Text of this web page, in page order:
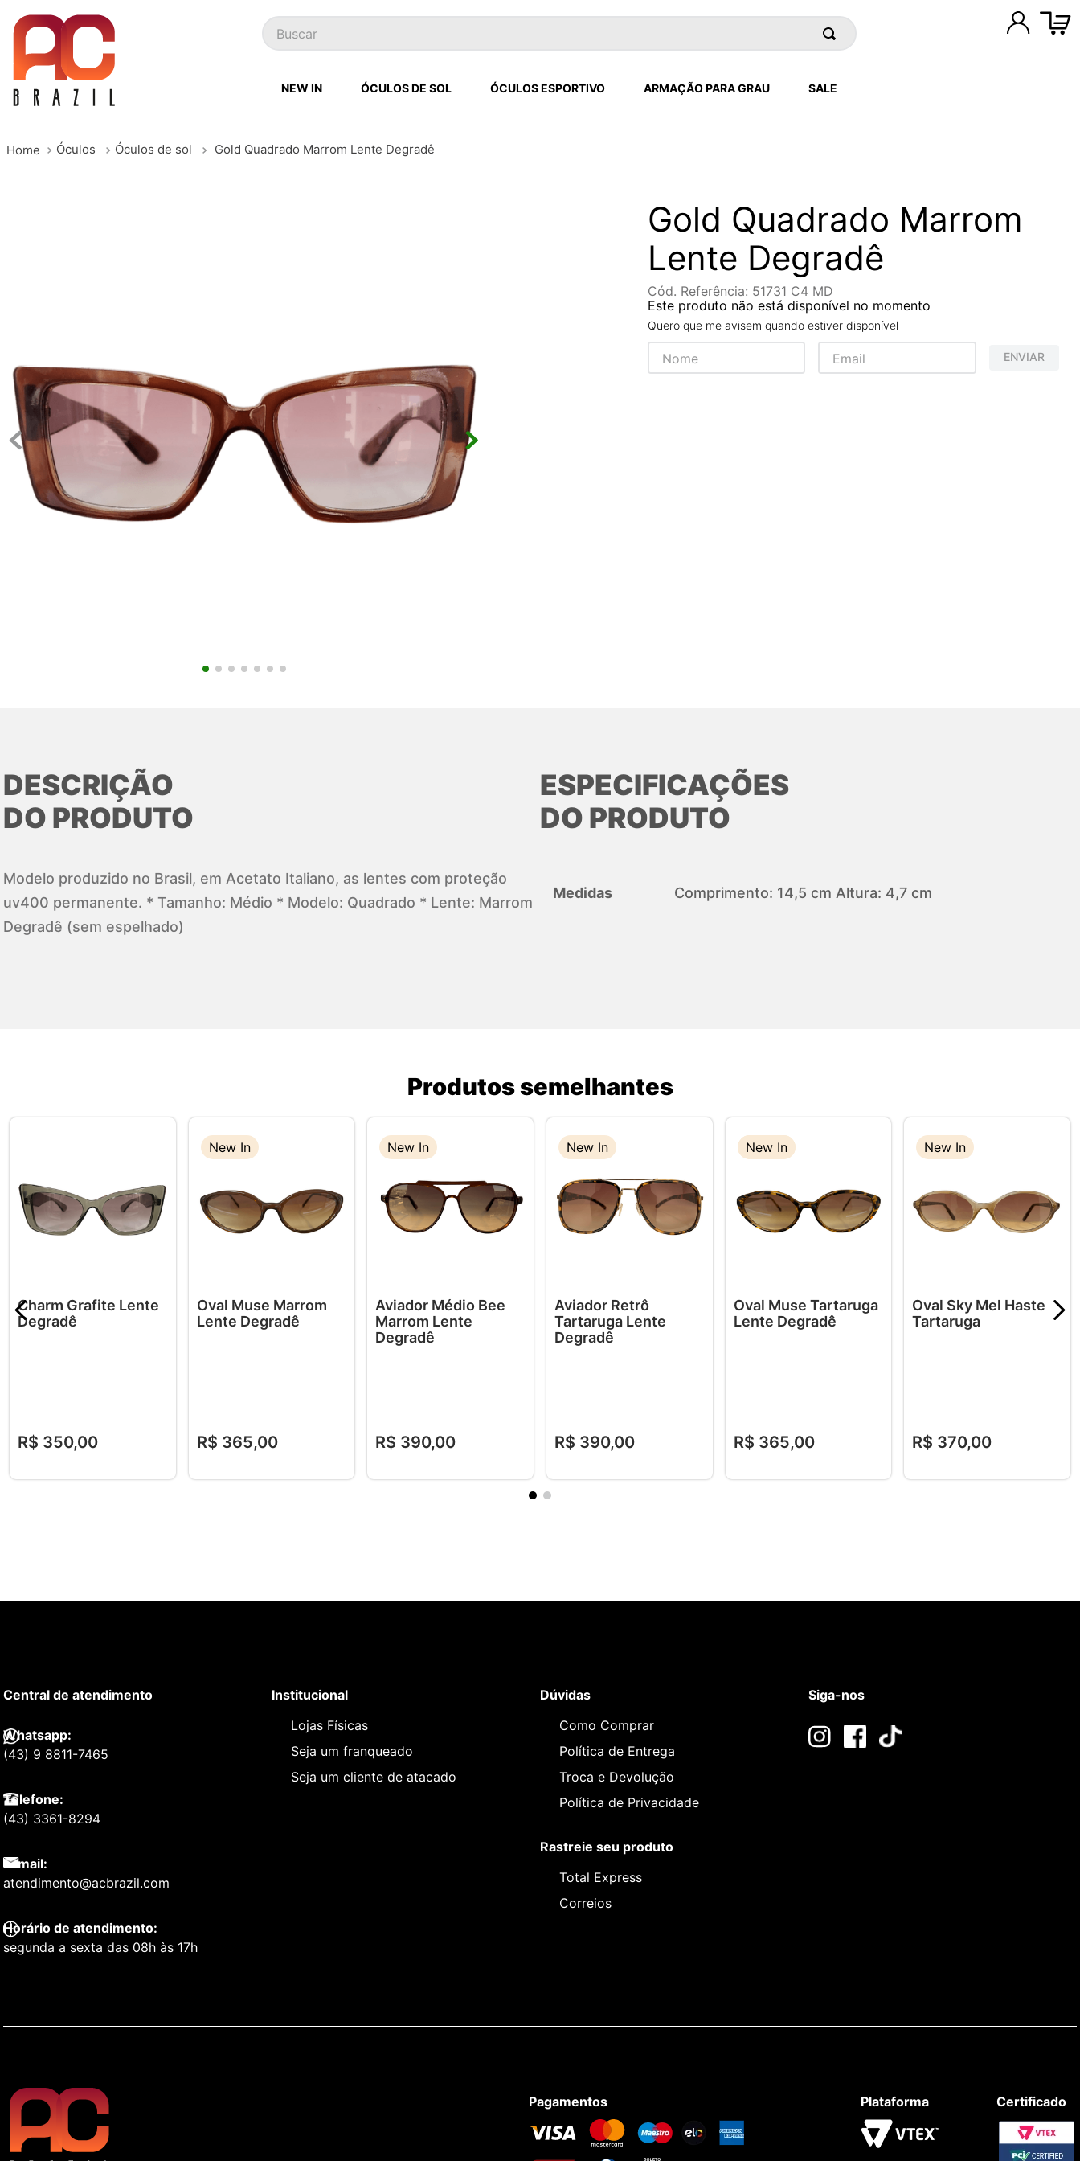
Buscar
NEW IN ÓCULOS DE SOL ÓCULOS ESPORTIVO ARMAÇÃO PARA GRAU SALE
Óculos Óculos de sol Gold Quadrado Marrom Lente Degradê
Gold Quadrado Marrom
Lente Degradê
Cód. Referência: 51731 C4 MD
Este produto não está disponível no momento
Quero que me avisem quando estiver disponível
ENVIAR
DESCRIÇÃO
DO PRODUTO
Modelo produzido no Brasil, em Acetato Italiano, as lentes com proteção
uv400 permanente. * Tamanho: Médio * Modelo: Quadrado * Lente: Marrom
Degradê (sem espelhado)
ESPECIFICAÇÕES
DO PRODUTO
Medidas Comprimento: 14,5 cm Altura: 4,7 cm
Produtos semelhantes
Charm Grafite Lente
Degradê
R$ 350,00
New In
Oval Muse Marrom
Lente Degradê
R$ 365,00
New In
Aviador Médio Bee
Marrom Lente
Degradê
R$ 390,00
New In
Aviador Retrô
Tartaruga Lente
Degradê
R$ 390,00
New In
New In
Oval Muse Tartaruga
Lente Degradê
R$ 365,00
New In
Oval Sky Mel Haste
Tartaruga
R$ 370,00
Central de atendimento
Whatsapp:
(43) 9 8811-7465
Telefone:
(43) 3361-8294
E-mail:
atendimento@acbrazil.com
Horário de atendimento:
segunda a sexta das 08h às 17h
Institucional
Lojas Físicas
Seja um franqueado
Seja um cliente de atacado
Dúvidas
Como Comprar
Política de Entrega
Troca e Devolução
Política de Privacidade
Rastreie seu produto
Total Express
Correios
Siga-nos
Pagamentos Plataforma Certificado